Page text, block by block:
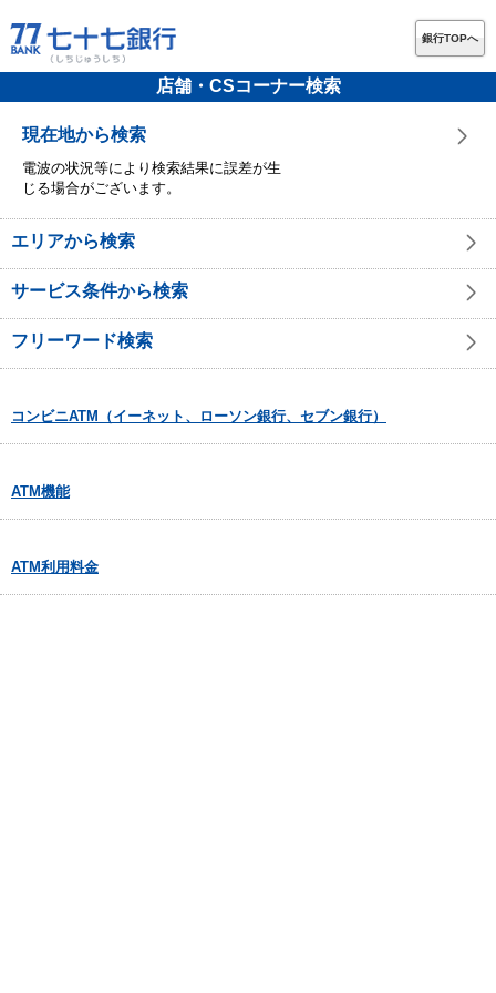
銀行TOPへ
店舗・CSコーナー検索
現在地から検索
電波の状況等により検索結果に誤差が生
じる場合がございます。
エリアから検索
サービス条件から検索
フリーワード検索
コンビニATM（イーネット、ローソン銀行、セブン銀行）
ATM機能
ATM利用料金